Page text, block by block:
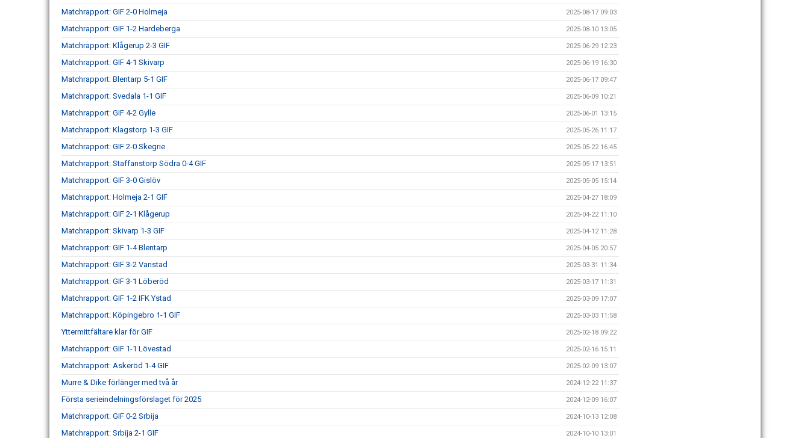
Matchrapport: GIF 2-0 Holmeja 2025-08-17 09:03
Matchrapport: GIF 1-2 Hardeberga 2025-08-10 13:05
Matchrapport: Klågerup 2-3 GIF 2025-06-29 12:23
Matchrapport: GIF 4-1 Skivarp 2025-06-19 16:30
Matchrapport: Blentarp 5-1 GIF 2025-06-17 09:47
Matchrapport: Svedala 1-1 GIF 2025-06-09 10:21
Matchrapport: GIF 4-2 Gylle 2025-06-01 13:15
Matchrapport: Klagstorp 1-3 GIF 2025-05-26 11:17
Matchrapport: GIF 2-0 Skegrie 2025-05-22 16:45
Matchrapport: Staffanstorp Södra 0-4 GIF 2025-05-17 13:51
Matchrapport: GIF 3-0 Gislöv 2025-05-05 15:14
Matchrapport: Holmeja 2-1 GIF 2025-04-27 18:09
Matchrapport: GIF 2-1 Klågerup 2025-04-22 11:10
Matchrapport: Skivarp 1-3 GIF 2025-04-12 11:28
Matchrapport: GIF 1-4 Blentarp 2025-04-05 20:57
Matchrapport: GIF 3-2 Vanstad 2025-03-31 11:34
Matchrapport: GIF 3-1 Löberöd 2025-03-17 11:31
Matchrapport: GIF 1-2 IFK Ystad 2025-03-09 17:07
Matchrapport: Köpingebro 1-1 GIF 2025-03-03 11:58
Yttermittfältare klar för GIF 2025-02-18 09:22
Matchrapport: GIF 1-1 Lövestad 2025-02-16 15:11
Matchrapport: Askeröd 1-4 GIF 2025-02-09 13:07
Murre & Dike förlänger med två år 2024-12-22 11:37
Första serieindelningsförslaget för 2025 2024-12-09 16:07
Matchrapport: GIF 0-2 Srbija 2024-10-13 12:08
Matchrapport: Srbija 2-1 GIF 2024-10-10 13:01